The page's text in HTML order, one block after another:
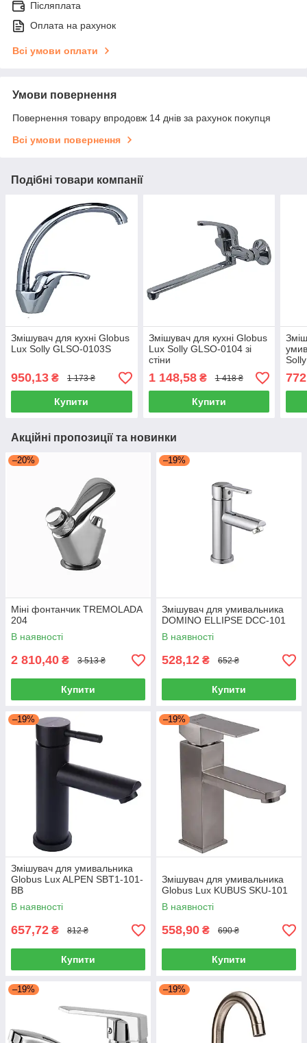
Післяплата
Оплата на рахунок
Всі умови оплати
Умови повернення
Повернення товару впродовж 14 днів за рахунок покупця
Всі умови повернення
Подібні товари компанії
Змішувач для кухні Globus
Lux Solly GLSO-0103S
950,13 ₴ 1 173 ₴
Купити
Змішувач для кухні Globus
Lux Solly GLSO-0104 зі
стіни
1 148,58₴ 1 418 ₴
Купити
Акційні пропозиції та новинки
–20%
Міні фонтанчик TREMOLADA
204
В наявності
2 810,40 ₴ 3 513 ₴
Купити
–19%
Змішувач для умивальника
DOMINO ELLIPSE DCC-101
В наявності
528,12 ₴ 652 ₴
Купити
–19%
Змішувач для умивальника
Globus Lux ALPEN SBT1-101-
BB
В наявності
657,72 ₴ 812 ₴
Купити
–19%
Змішувач для умивальника
Globus Lux KUBUS SKU-101
В наявності
558,90 ₴ 690 ₴
Купити
–19% –19%